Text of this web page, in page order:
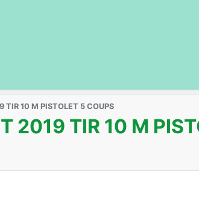
TIR 10 M PISTOLET 5 COUPS
2019 TIR 10 M